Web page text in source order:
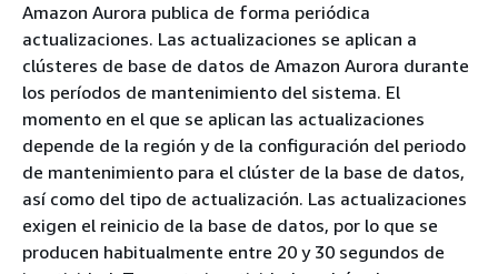
Amazon Aurora publica de forma periódica
actualizaciones. Las actualizaciones se aplican a
clústeres de base de datos de Amazon Aurora durante
los períodos de mantenimiento del sistema. El
momento en el que se aplican las actualizaciones
depende de la región y de la configuración del periodo
de mantenimiento para el clúster de la base de datos,
así como del tipo de actualización. Las actualizaciones
exigen el reinicio de la base de datos, por lo que se
producen habitualmente entre 20 y 30 segundos de